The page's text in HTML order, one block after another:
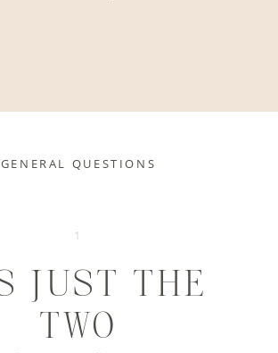
GENERAL QUESTIONS
1
JUST THE
TWO